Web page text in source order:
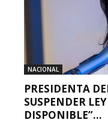
NACIONAL
PRESIDENTA
SUSPENDER
DISPONIBLE”...